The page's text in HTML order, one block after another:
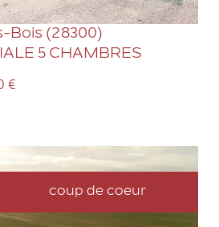
Bois (28300)
5 CHAMBRES
€
coup de coeur